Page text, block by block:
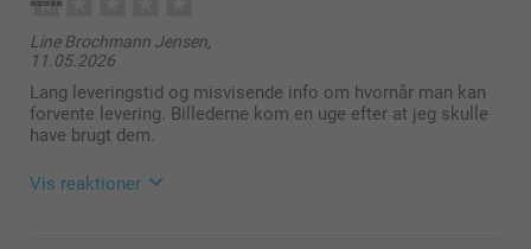
Tusind tak for den flotte anmeldelse! 🥰
Vi er rigtig glade for at høre, at du er tilfreds med
dine Retro billeder fra os.
Vi håber, du får meget glæde af dit køb!
Varme hilsner
Helene @smartphoto
Line Brochmann Jensen,
11.05.2026
Lang leveringstid og misvisende info om hvornår man kan
forvente levering. Billederne kom en uge efter at jeg skulle
have brugt dem.
Vis reaktioner